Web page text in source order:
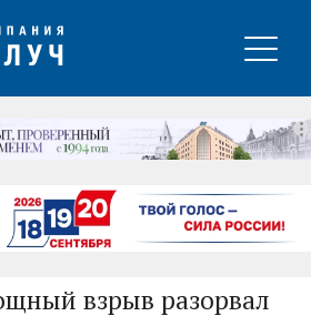
взрыв разорвал